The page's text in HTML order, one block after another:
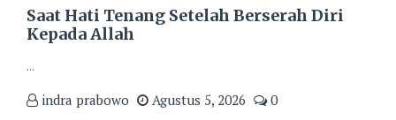
Saat Hati Tenang Setelah Berserah Diri
Kepada Allah
...
indra prabowo Agustus 5, 2026 0